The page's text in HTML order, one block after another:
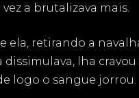
vez a brutalizava mais.
ela, retirando a
dissimulava, lha
logo o sangue jorrou.